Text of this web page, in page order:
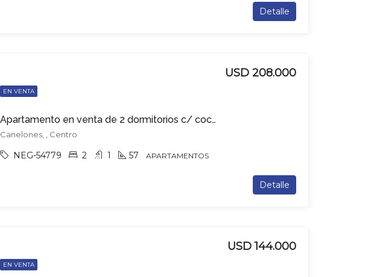
Detalle
EN VENTA
Apartamento en venta de 2 dormitorios c/ cochera en Centro
USD 208.000
Canelones, , Centro
NEG-54779 2 1 57 APARTAMENTOS
Detalle
EN VENTA
USD 144.000